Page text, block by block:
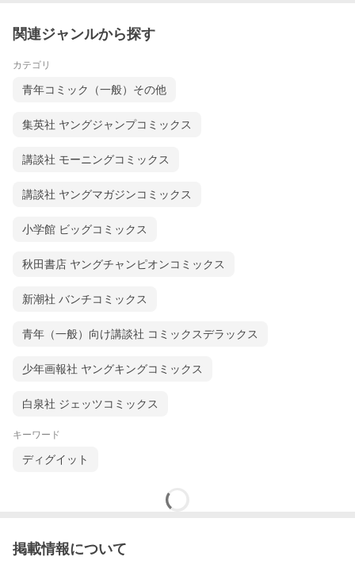
関連ジャンルから探す
カテゴリ
青年コミック（一般）その他
集英社 ヤングジャンプコミックス
講談社 モーニングコミックス
講談社 ヤングマガジンコミックス
小学館 ビッグコミックス
秋田書店 ヤングチャンピオンコミックス
新潮社 バンチコミックス
青年（一般）向け講談社 コミックスデラックス
少年画報社 ヤングキングコミックス
白泉社 ジェッツコミックス
キーワード
ディグイット
掲載情報について